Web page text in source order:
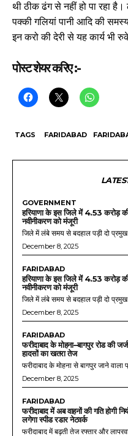
थी ठीक ढंग से नहीं हो पा रहा
पक्की गलियां पानी आदि की
इन करो की देरी से यह कार्य भी
पोस्ट शेयर करिए :-
TAGS FARIDABAD
GOVERNMENT
हरियाणा के इस जिले में 4.53 करोड़
नवीनीकरण को मंजूरी
जिले में लंबे समय से बदहाल पड़ी दो प्रमुख
December 8, 2025
FARIDABAD
हरियाणा के इस जिले में 4.53 करोड़
नवीनीकरण को मंजूरी
जिले में लंबे समय से बदहाल पड़ी दो प्रमुख
December 8, 2025
FARIDABAD
फरीदाबाद के मोहना–बागपुर रोड की
हादसों का खतरा तेज
फरीदाबाद के मोहना से बागपुर जाने वाला
December 8, 2025
FARIDABAD
फरीदाबाद में अब वाहनों की गति होगी
लगेगा स्पीड रडार नेटवर्क
फरीदाबाद में बढ़ती तेज रफ्तार और